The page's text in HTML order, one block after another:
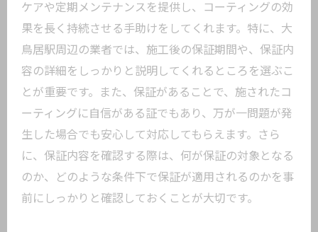
ケアや定期メンテナンスを提供し、コーティングの効
果を長く持続させる手助けをしてくれます。特に、大
鳥居駅周辺の業者では、施工後の保証期間や、保証内
容の詳細をしっかりと説明してくれるところを選ぶこ
とが重要です。また、保証があることで、施されたコ
ーティングに自信がある証でもあり、万が一問題が発
生した場合でも安心して対応してもらえます。さら
に、保証内容を確認する際は、何が保証の対象となる
のか、どのような条件下で保証が適用されるのかを事
前にしっかりと確認しておくことが大切です。